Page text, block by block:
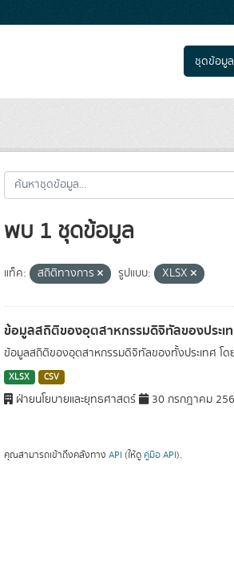
ชุดข้อมูล
พบ 1 ชุดข้อมูล
แท็ค: สถิติทางการ รูปแบบ: XLSX
ข้อมูลสถิติของอุตสาหกรรมดิจิทัลของประเ
ข้อมูลสถิติของอุตสาหกรรมดิจิทัลของทั้งประเทศ โ
XLSX CSV
ฝ่ายนโยบายและยุทธศาสตร์ 30 กรกฎาคม
คุณสามารถเข้าถึงคลังทาง API (ให้ดู คู่มือ API).